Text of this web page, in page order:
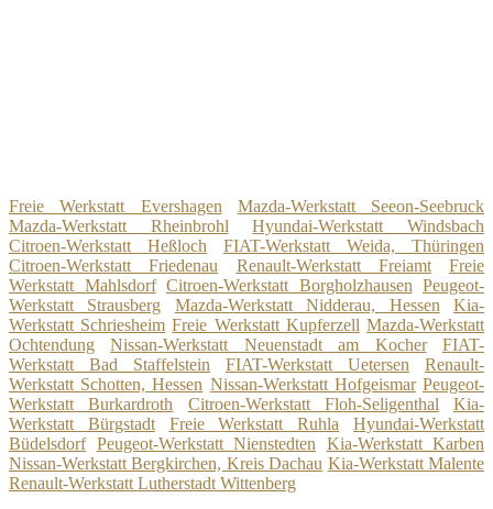
Freie Werkstatt Evershagen
Mazda-Werkstatt Seeon-Seebruck
Mazda-Werkstatt Rheinbrohl
Hyundai-Werkstatt Windsbach
Citroen-Werkstatt Heßloch
FIAT-Werkstatt Weida, Thüringen
Citroen-Werkstatt Friedenau
Renault-Werkstatt Freiamt
Freie
Werkstatt Mahlsdorf Citroen-Werkstatt Borgholzhausen Peugeot-
Werkstatt Strausberg
Mazda-Werkstatt Nidderau, Hessen
Kia-
Werkstatt Schriesheim Freie Werkstatt Kupferzell Mazda-Werkstatt
Ochtendung
Nissan-Werkstatt Neuenstadt am Kocher
FIAT-
Werkstatt Bad Staffelstein
FIAT-Werkstatt Uetersen
Renault-
Werkstatt Schotten, Hessen Nissan-Werkstatt Hofgeismar Peugeot-
Werkstatt Burkardroth
Citroen-Werkstatt Floh-Seligenthal
Kia-
Werkstatt Bürgstadt
Freie Werkstatt Ruhla
Hyundai-Werkstatt
Büdelsdorf Peugeot-Werkstatt Nienstedten
Kia-Werkstatt Karben
Nissan-Werkstatt Bergkirchen, Kreis Dachau Kia-Werkstatt Malente
Renault-Werkstatt Lutherstadt Wittenberg